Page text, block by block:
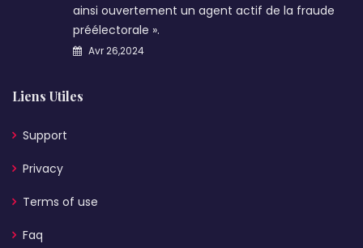
ainsi ouvertement un agent actif de la fraude
préélectorale ».
Avr 26,2024
Liens Utiles
Support
Privacy
Terms of use
Faq